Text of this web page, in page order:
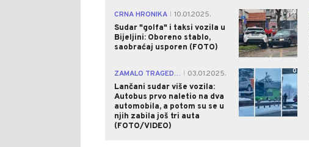
CRNA HRONIKA
10.01.2025.
Sudar "golfa" i taksi vozila u
Bijeljini: Oboreno stablo,
saobraćaj usporen (FOTO)
0
ZAMALO TRAGEDIJA
03.01.2025.
Lančani sudar više vozila:
Autobus prvo naletio na dva
automobila, a potom su se u
njih zabila još tri auta
(FOTO/VIDEO)
0